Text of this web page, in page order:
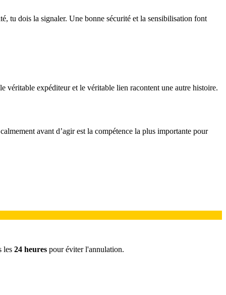
tu dois la signaler. Une bonne sécurité et la sensibilisation font
expéditeur et le véritable lien racontent une autre histoire.
avant d’agir est la compétence la plus importante pour
les 24 heures pour éviter l'annulation.